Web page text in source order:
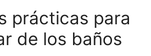
prácticas para
de los baños